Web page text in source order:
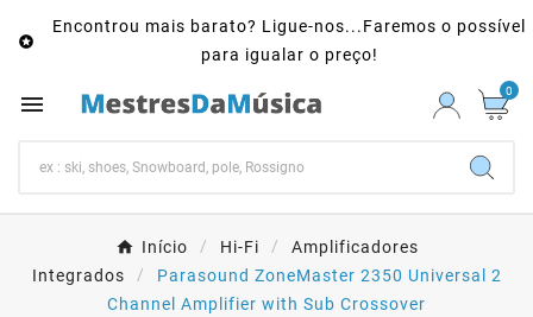

Encontrou mais barato? Ligue-nos...Faremos o possível
para igualar o preço!
 0
Início Hi-Fi
Amplificadores
Integrados
Parasound ZoneMaster 2350 Universal 2
Channel Amplifier with Sub Crossover